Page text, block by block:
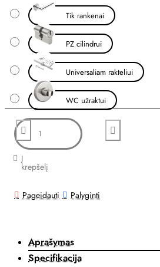
Tik rankenai
PZ cilindrui
Universaliam rakteliui
WC užraktui
Į
krepšelį
Pageidauti Palyginti
Aprašymas
Specifikacija